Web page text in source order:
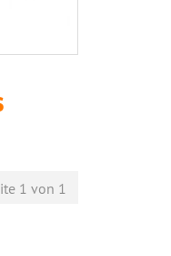
1 von 1